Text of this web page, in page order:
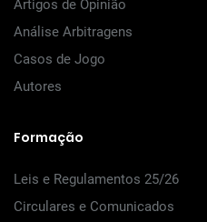
Artigos de Opinião
Análise Arbitragens
Casos de Jogo
Autores
Formação
Leis e Regulamentos 25/26
Circulares e Comunicados